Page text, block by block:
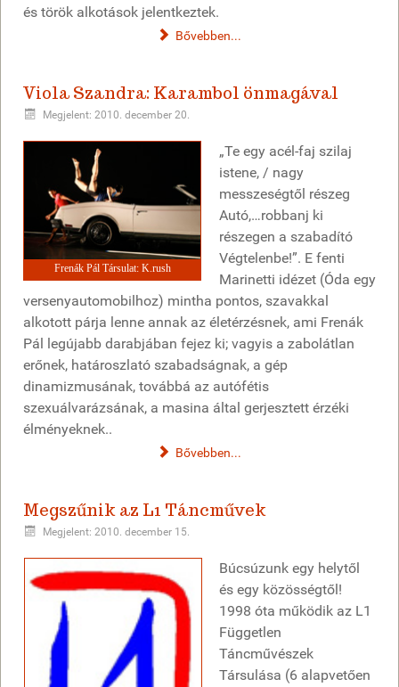
és török alkotások jelentkeztek.
Bővebben...
Viola Szandra: Karambol önmagával
Megjelent: 2010. december 20.
Frenák Pál Társulat: K.rush
„Te egy acél-faj szilaj
istene, / nagy
messzeségtől részeg
Autó,…robbanj ki
részegen a szabadító
Végtelenbe!”. E fenti
Marinetti idézet (Óda egy
versenyautomobilhoz) mintha pontos, szavakkal
alkotott párja lenne annak az életérzésnek, ami Frenák
Pál legújabb darabjában fejez ki; vagyis a zabolátlan
erőnek, határoszlató szabadságnak, a gép
dinamizmusának, továbbá az autófétis
szexuálvarázsának, a masina által gerjesztett érzéki
élményeknek..
Bővebben...
Megszűnik az L1 Táncművek
Megjelent: 2010. december 15.
Búcsúzunk egy helytől
és egy közösségtől!
1998 óta működik az L1
Független
Táncművészek
Társulása (6 alapvetően